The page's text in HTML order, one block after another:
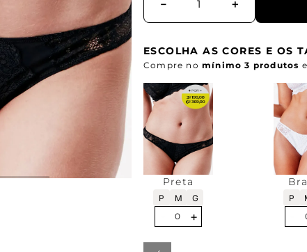
＋
－
ESCOLHA AS CORES E OS
Compre no mínimo 3 produtos
Preta
P M G
0 +
P